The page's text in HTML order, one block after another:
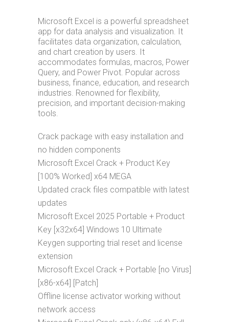
Microsoft Excel is a powerful spreadsheet
app for data analysis and visualization. It
facilitates data organization, calculation,
and chart creation by users. It
accommodates formulas, macros, Power
Query, and Power Pivot. Popular across
business, finance, education, and research
industries. Renowned for flexibility,
precision, and important decision-making
tools.
Crack package with easy installation and
no hidden components
Microsoft Excel Crack + Product Key
[100% Worked] x64 MEGA
Updated crack files compatible with latest
updates
Microsoft Excel 2025 Portable + Product
Key [x32x64] Windows 10 Ultimate
Keygen supporting trial reset and license
extension
Microsoft Excel Crack + Portable [no Virus]
[x86-x64] [Patch]
Offline license activator working without
network access